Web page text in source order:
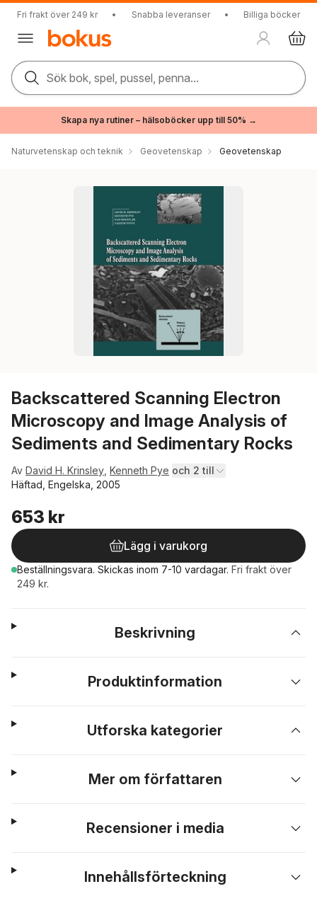
Fri frakt över 249 kr • Snabba leveranser • Billiga böcker
Sök bok, spel, pussel, penna...
Skapa nya rutiner – hälsoböcker upp till 50% →
Naturvetenskap och teknik Geovetenskap Geovetenskap
Backscattered Scanning Electron
Microscopy and Image Analysis of
Sediments and Sedimentary Rocks
Av David H. Krinsley Kenneth Pye och 2 till
Häftad, Engelska, 2005
653 kr
Lägg i varukorg
Beställningsvara. Skickas inom 7-10 vardagar. Fri frakt över
249 kr.
Beskrivning
Produktinformation
Utforska kategorier
Mer om författaren
Recensioner i media
Innehållsförteckning